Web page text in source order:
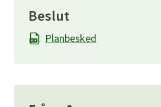
Beslut
Planbesked